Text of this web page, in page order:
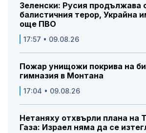
Зеленски: Русия продължава
балистичния терор, Украйна
още ПВО
17:57 • 09.08.26
Пожар унищожи покрива на
гимназия в Монтана
17:04 • 09.08.26
Нетаняху отхвърли плана на
Газа: Израел няма да се